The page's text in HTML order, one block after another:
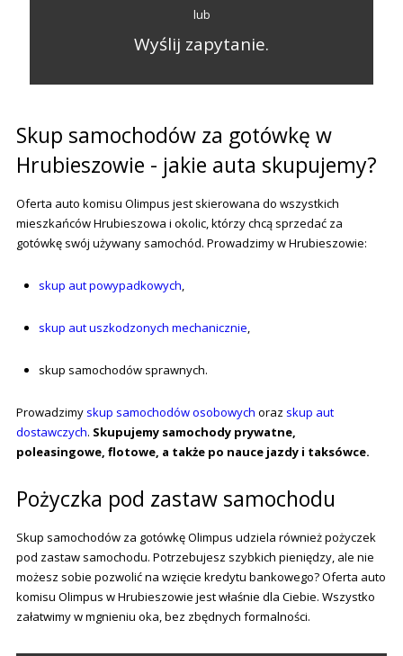
lub
Wyślij zapytanie.
Skup samochodów za gotówkę w
Hrubieszowie - jakie auta skupujemy?
Oferta auto komisu Olimpus jest skierowana do wszystkich
mieszkańców Hrubieszowa i okolic, którzy chcą sprzedać za
gotówkę swój używany samochód. Prowadzimy w Hrubieszowie:
skup aut powypadkowych,
skup aut uszkodzonych mechanicznie,
skup samochodów sprawnych.
Prowadzimy skup samochodów osobowych oraz skup aut
dostawczych. Skupujemy samochody prywatne,
poleasingowe, flotowe, a także po nauce jazdy i taksówce.
Pożyczka pod zastaw samochodu
Skup samochodów za gotówkę Olimpus udziela również pożyczek
pod zastaw samochodu. Potrzebujesz szybkich pieniędzy, ale nie
możesz sobie pozwolić na wzięcie kredytu bankowego? Oferta auto
komisu Olimpus w Hrubieszowie jest właśnie dla Ciebie. Wszystko
załatwimy w mgnieniu oka, bez zbędnych formalności.